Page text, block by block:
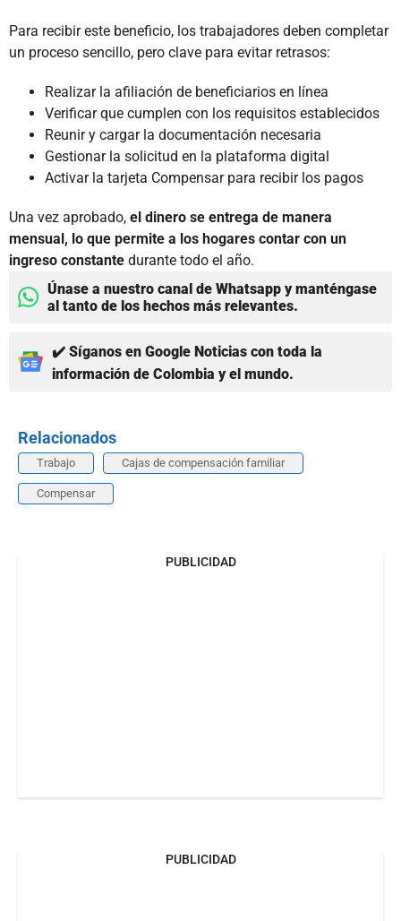
Para recibir este beneficio, los trabajadores deben completar
un proceso sencillo, pero clave para evitar retrasos:
Realizar la afiliación de beneficiarios en línea
Verificar que cumplen con los requisitos establecidos
Reunir y cargar la documentación necesaria
Gestionar la solicitud en la plataforma digital
Activar la tarjeta Compensar para recibir los pagos
Una vez aprobado, el dinero se entrega de manera
mensual, lo que permite a los hogares contar con un
ingreso constante durante todo el año.
Únase a nuestro canal de Whatsapp y manténgase
al tanto de los hechos más relevantes.
✔️ Síganos en Google Noticias con toda la
información de Colombia y el mundo.
Relacionados
Trabajo Cajas de compensación familiar
Compensar
PUBLICIDAD
PUBLICIDAD